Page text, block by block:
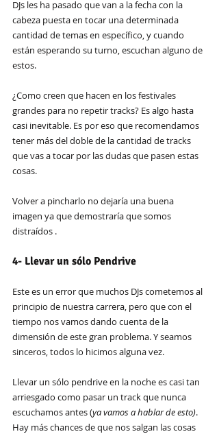
DJs les ha pasado que van a la fecha con la
cabeza puesta en tocar una determinada
cantidad de temas en específico, y cuando
están esperando su turno, escuchan alguno de
estos.
¿Como creen que hacen en los festivales
grandes para no repetir tracks? Es algo hasta
casi inevitable. Es por eso que recomendamos
tener más del doble de la cantidad de tracks
que vas a tocar por las dudas que pasen estas
cosas.
Volver a pincharlo no dejaría una buena
imagen ya que demostraría que somos
distraídos .
4- Llevar un sólo Pendrive
Este es un error que muchos DJs cometemos al
principio de nuestra carrera, pero que con el
tiempo nos vamos dando cuenta de la
dimensión de este gran problema. Y seamos
sinceros, todos lo hicimos alguna vez.
Llevar un sólo pendrive en la noche es casi tan
arriesgado como pasar un track que nunca
escuchamos antes (ya vamos a hablar de esto).
Hay más chances de que nos salgan las cosas